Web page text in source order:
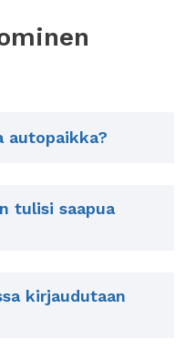
autopaikka?
tulisi saapua
kirjaudutaan